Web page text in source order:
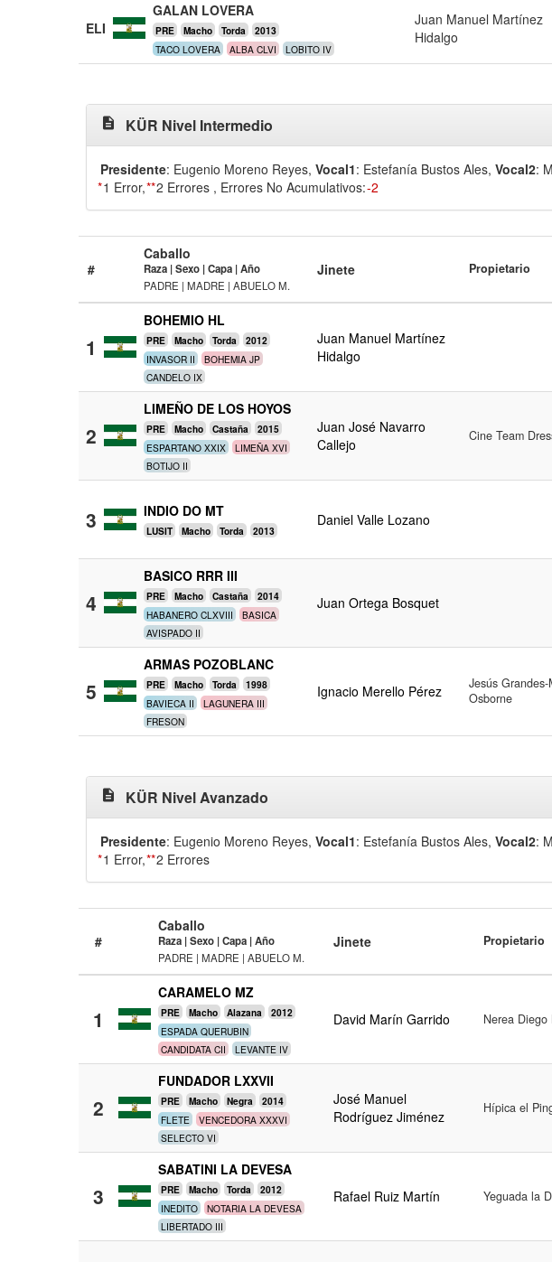
ELI
GALAN LOVERA
PRE Macho Torda 2013
TACO LOVERA ALBA CLVI LOBITO IV
Juan Manuel Martínez
Hidalgo
description KÜR Nivel Intermedio
Presidente: Eugenio Moreno Reyes, Vocal1: Estefanía Bustos Ales, Vocal2:
*1 Error,**2 Errores , Errores No Acumulativos:-2
#
Caballo
Raza | Sexo | Capa | Año
PADRE | MADRE | ABUELO M.
Jinete Propietario
1
BOHEMIO HL
PRE Macho Torda 2012
INVASOR II
BOHEMIA JP
CANDELO IX
Juan Manuel Martínez
Hidalgo
2
LIMEÑO DE LOS HOYOS
PRE Macho Castaña 2015
ESPARTANO XXIX
LIMEÑA XVI
BOTIJO II
Juan José Navarro
Callejo
Cine Team
3 INDIO DO MT
LUSIT Macho Torda 2013
Daniel Valle Lozano
4
BASICO RRR III
PRE Macho Castaña 2014
HABANERO CLXVIII
BASICA
AVISPADO II
Juan Ortega Bosquet
5
ARMAS POZOBLANC
PRE Macho Torda 1998
BAVIECA II
LAGUNERA III
FRESON
Ignacio Merello Pérez
Jesús
Osborne
description KÜR Nivel Avanzado
Presidente: Eugenio Moreno Reyes, Vocal1: Estefanía Bustos Ales, Vocal2:
*1 Error,**2 Errores
#
Caballo
Raza | Sexo | Capa | Año
PADRE | MADRE | ABUELO M.
Jinete Propietario
1
CARAMELO MZ
PRE Macho Alazana 2012
ESPADA QUERUBIN
CANDIDATA CII
LEVANTE IV
David Marín Garrido Nerea Diego
2
FUNDADOR LXXVII
PRE Macho Negra 2014
FLETE
VENCEDORA XXXVI
SELECTO VI
José Manuel
Rodríguez Jiménez
Hípica el
3
SABATINI LA DEVESA
PRE Macho Torda 2012
INEDITO
NOTARIA LA DEVESA
LIBERTADO III
Rafael Ruiz Martín Yeguada la